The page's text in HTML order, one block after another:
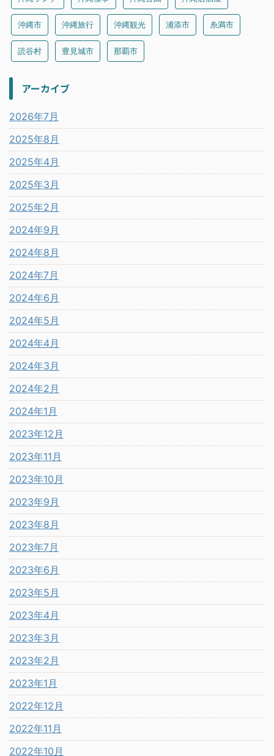
沖縄市 沖縄旅行 沖縄観光 浦添市 糸満市
読谷村 豊見城市 那覇市
アーカイブ
2026年7月
2025年8月
2025年4月
2025年3月
2025年2月
2024年9月
2024年8月
2024年7月
2024年6月
2024年5月
2024年4月
2024年3月
2024年2月
2024年1月
2023年12月
2023年11月
2023年10月
2023年9月
2023年8月
2023年7月
2023年6月
2023年5月
2023年4月
2023年3月
2023年2月
2023年1月
2022年12月
2022年11月
2022年10月